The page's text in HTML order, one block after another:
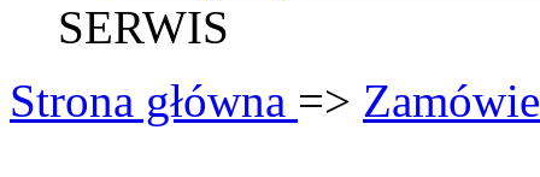
SERWIS
Strona główna =>